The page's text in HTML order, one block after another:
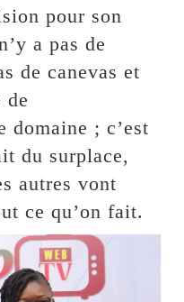
pour son
a pas de
de canevas et
de
domaine ; c’est
du surplace,
autres vont
ce qu’on fait.